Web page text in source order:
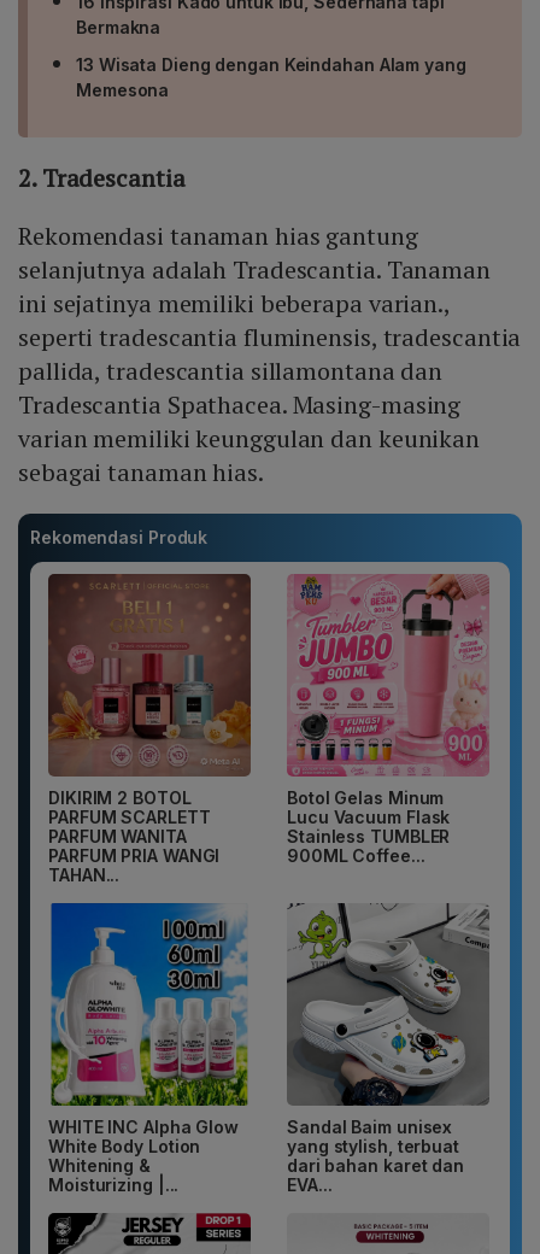
Bermakna
13 Wisata Dieng dengan Keindahan Alam yang
Memesona
2. Tradescantia
Rekomendasi tanaman hias gantung
selanjutnya adalah Tradescantia. Tanaman
ini sejatinya memiliki beberapa varian.,
seperti tradescantia fluminensis, tradescantia
pallida, tradescantia sillamontana dan
Tradescantia Spathacea. Masing-masing
varian memiliki keunggulan dan keunikan
sebagai tanaman hias.
Rekomendasi Produk
DIKIRIM 2 BOTOL
PARFUM SCARLETT
PARFUM WANITA
PARFUM PRIA WANGI
TAHAN...
Botol Gelas Minum
Lucu Vacuum Flask
Stainless TUMBLER
900ML Coffee...
WHITE INC Alpha Glow
White Body Lotion
Whitening &
Moisturizing |...
Sandal Baim unisex
yang stylish, terbuat
dari bahan karet dan
EVA...